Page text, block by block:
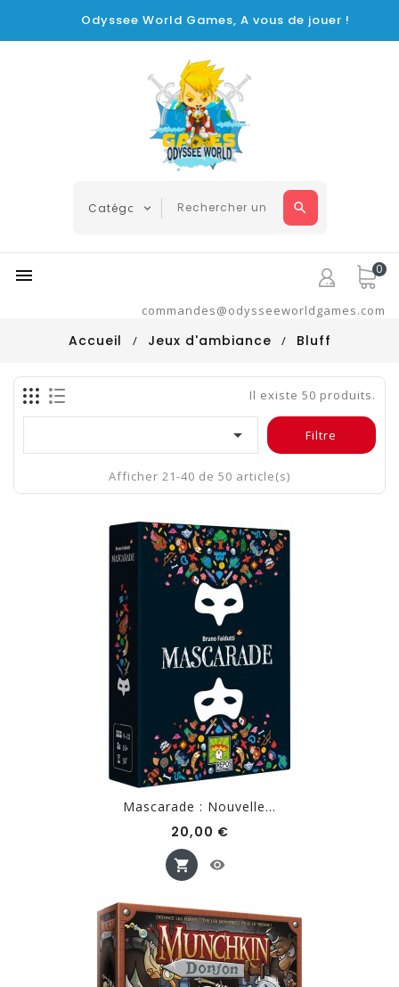
Odyssee World Games, A vous de jouer !
 0
commandes@odysseeworldgames.com
Accueil Jeux d'ambiance Bluff
Il existe 50 produits.
 Filtre
Afficher 21-40 de 50 article(s)
Mascarade : Nouvelle...
20,00 €Prix